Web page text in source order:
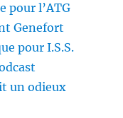
pour l’ATG
Genefort
pour I.S.S.
un odieux